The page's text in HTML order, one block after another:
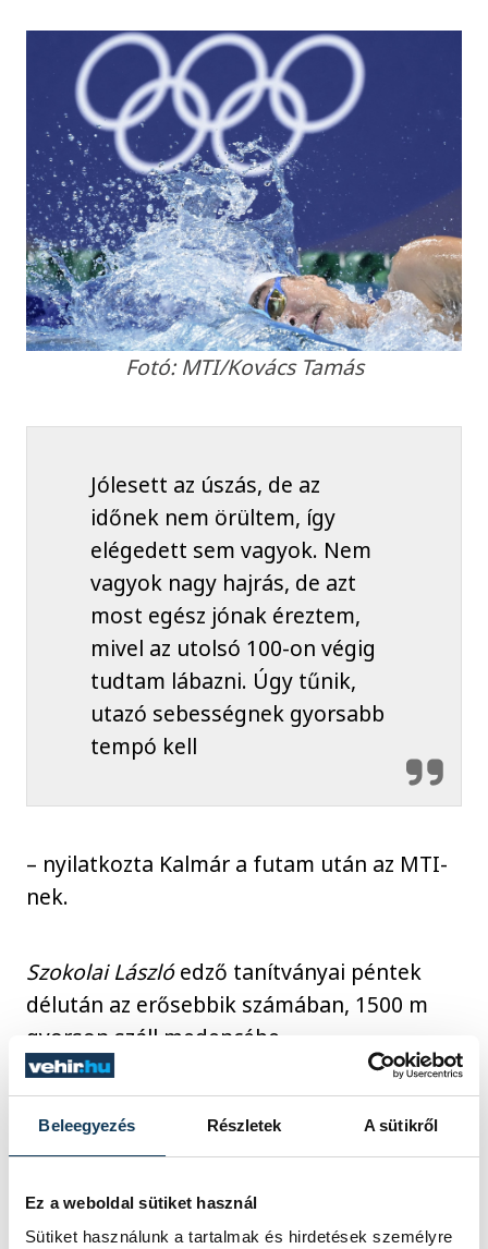
Beleegyezés Részletek A sütikről
Ez a weboldal sütiket használ
Sütiket használunk a tartalmak és hirdetések személyre
Fotó: MTI/Kovács Tamás
Jólesett az úszás, de az
időnek nem örültem, így
elégedett sem vagyok. Nem
vagyok nagy hajrás, de azt
most egész jónak éreztem,
mivel az utolsó 100-on végig
tudtam lábazni. Úgy tűnik,
utazó sebességnek gyorsabb
tempó kell
– nyilatkozta Kalmár a futam után az MTI-
nek.
Szokolai Lászlóedző tanítványai péntek
délután az erősebbik számában, 1500 m
gyorson száll medencébe.
sport
olimpia
Tokió 2020
Kalmár Ákos